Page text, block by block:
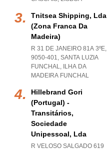
Tnitsea Shipping, Lda
(zona Franca Da
Madeira)
R 31 DE JANEIRO 81A 3ºE,
9050-401, SANTA LUZIA
FUNCHAL, ILHA DA
MADEIRA FUNCHAL
Hillebrand Gori
(portugal) -
Transitários,
Sociedade
Unipessoal, Lda
R VELOSO SALGADO 619